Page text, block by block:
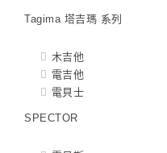
Tagima 塔吉瑪 系列
木吉他
電吉他
電貝士
SPECTOR